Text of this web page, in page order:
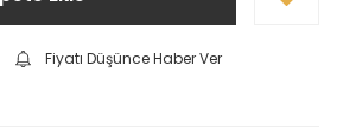
Fiyatı Düşünce Haber Ver